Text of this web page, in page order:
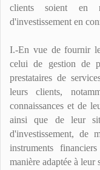
clients soient en
d'investissement en
I.-En vue de fournir
celui de gestion de
prestataires de
leurs clients,
connaissances et de
ainsi que de leur
d'investissement, de
instruments
manière adaptée à leur